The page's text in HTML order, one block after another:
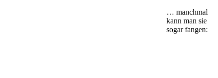
… manchmal
kann man sie
sogar fangen: